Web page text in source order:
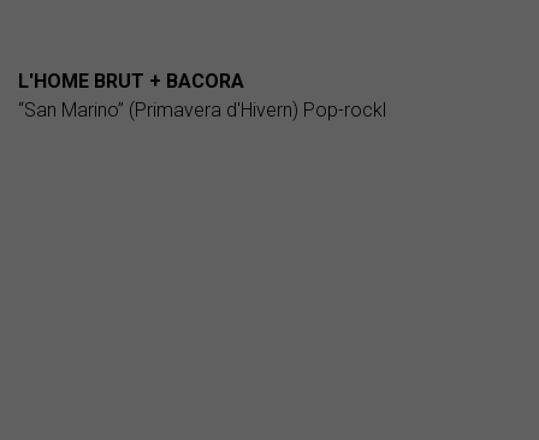
L'HOME BRUT + BACORA
“San Marino” (Primavera d'Hivern) Pop-rockl